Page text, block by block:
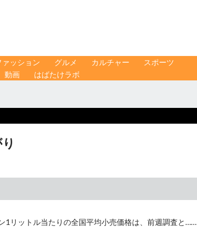
ァッション グルメ カルチャー
スポーツ
動画 はばたけラボ
1リットル当たりの全国平均小売価格は、前週調査と……